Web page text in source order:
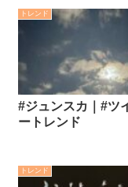
トレンド
#ジュンスカ｜#ツ
ートレンド
トレンド